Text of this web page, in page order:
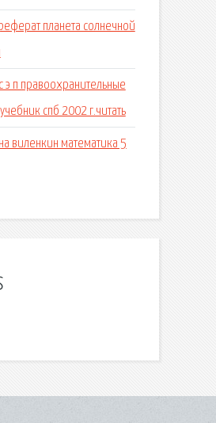
планета солнечной
э п правоохранительные
спб 2002 г.читать
виленкин математика 5